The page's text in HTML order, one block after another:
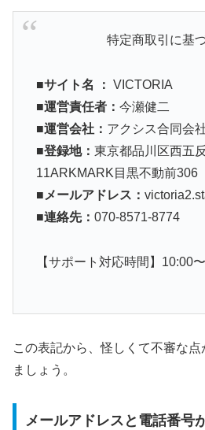
特定商取引に基
■サイト名 ： VICTORIA
■運営責任者： 今瀬健二
■運営会社： アクシス合同会
■登録地： 東京都品川区西五
11ARKMARK目黒不動前306
■ メールアドレス：
■連絡先： 070-8571-8774
【サポート対応時間】10:00
この表記から、怪しくて不審な
ましょう。
メールアドレスと電話番号